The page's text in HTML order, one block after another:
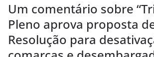
Um comentário sobre “
Pleno aprova proposta
Resolução para